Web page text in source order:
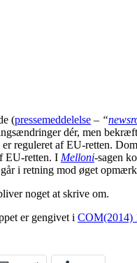
(pressemeddelelse – “
dér, men
reguleret af EU-retten.
EU-retten. I Melloni-sagen
i retning mod øget
noget at skrive om.
er gengivet i COM(2014)